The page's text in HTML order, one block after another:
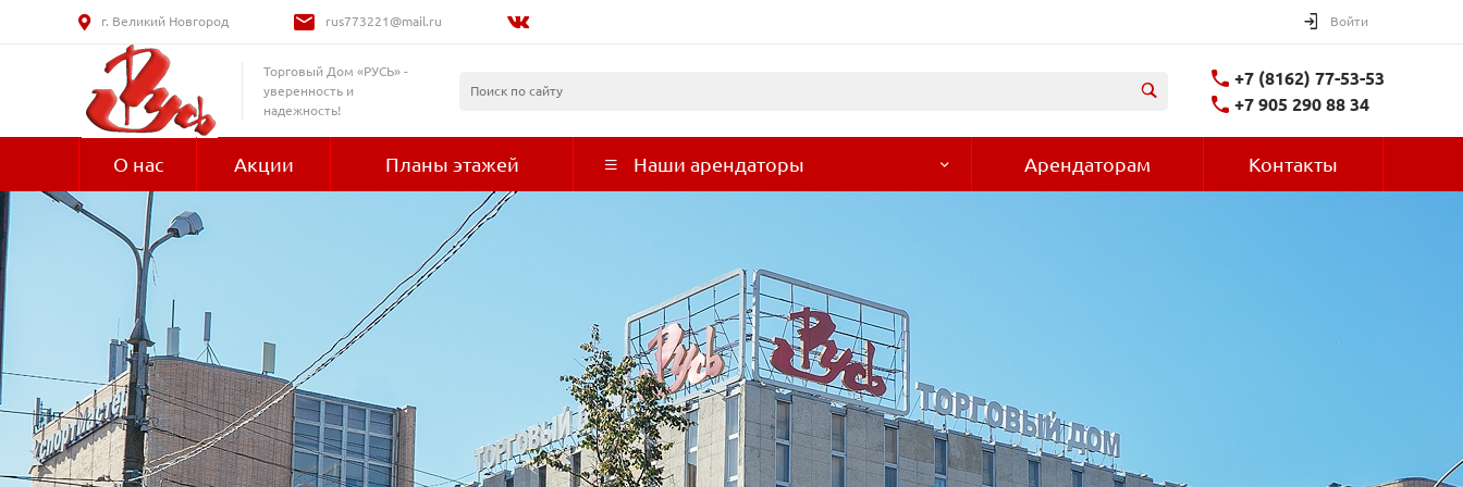
г. Великий Новгород rus773221@mail.ru Войти
Торговый Дом «РУСЬ» -
уверенность и
надежность!
+7 (8162) 77-53-53
+7 905 290 88 34
О нас Акции Планы этажей Наши арендаторы Арендаторам Контакты